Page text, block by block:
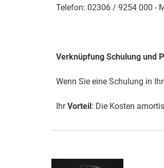
Telefon: 02306 / 9254 000 -
Verknüpfung Schulung und
Wenn Sie eine Schulung in
IhrVorteil : Die Kosten